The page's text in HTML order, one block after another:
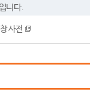
니다.
사전